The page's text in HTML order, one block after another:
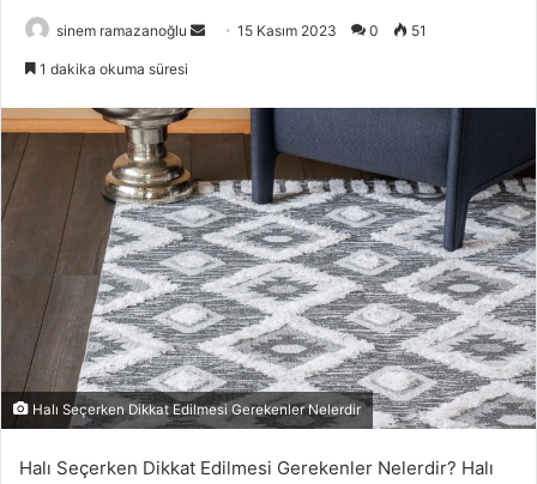
sinem ramazanoğlu
Bir
göndermek
15 Kasım 2023 0 51
1 dakika okuma süresi
Halı Seçerken Dikkat Edilmesi Gerekenler Nelerdir
Halı Seçerken Dikkat Edilmesi Gerekenler Nelerdir? Halı